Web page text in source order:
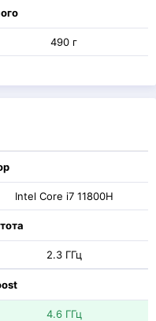
490 г
Intel Core i7 11800H
2.3 ГГц
4.6 ГГц